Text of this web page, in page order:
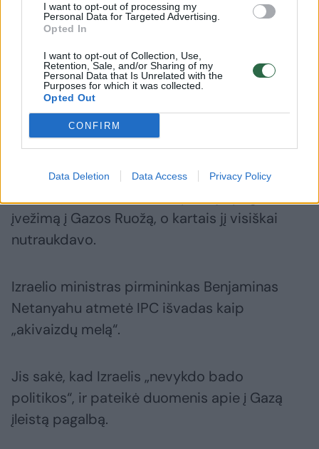
I want to opt-out of processing my
Personal Data for Targeted Advertising.
Opted In
I want to opt-out of Collection, Use,
Retention, Sale, and/or Sharing of my
Personal Data that Is Unrelated with the
Purposes for which it was collected.
Opted Out
CONFIRM
Data Deletion Data Access Privacy Policy
IPC prognozavo, kad iki rugsėjo pabaigos
badas išplis į Deir el-Balacho ir Kan Juniso
provincijas ir apims maždaug du trečdalius
Gazos Ruožo.
įvežimą į Gazos Ruožą, o kartais jį visiškai
nutraukdavo.
Izraelio ministras pirmininkas Benjaminas
Netanyahu atmetė IPC išvadas kaip
„akivaizdų melą“.
Jis sakė, kad Izraelis „nevykdo bado
politikos“, ir pateikė duomenis apie į Gazą
įleistą pagalbą.